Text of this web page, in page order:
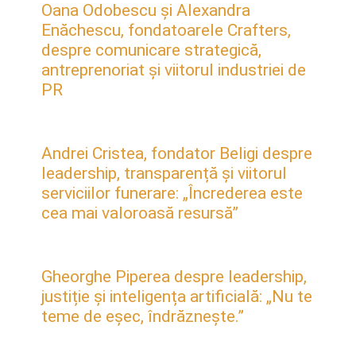
Oana Odobescu și Alexandra
Enăchescu, fondatoarele Crafters,
despre comunicare strategică,
antreprenoriat și viitorul industriei de
PR
Andrei Cristea, fondator Beligi despre
leadership, transparență și viitorul
serviciilor funerare: „Încrederea este
cea mai valoroasă resursă”
Gheorghe Piperea despre leadership,
justiție și inteligența artificială: „Nu te
teme de eșec, îndrăznește.”